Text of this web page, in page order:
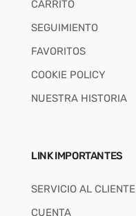
CARRITO
SEGUIMIENTO
FAVORITOS
COOKIE POLICY
NUESTRA HISTORIA
LINK IMPORTANTES
SERVICIO AL CLIENTE
CUENTA